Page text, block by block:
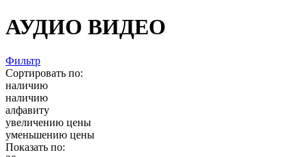
АУДИО ВИДЕО
Фильтр
Сортировать по:
наличию
наличию
алфавиту
увеличению цены
уменьшению цены
Показать по: